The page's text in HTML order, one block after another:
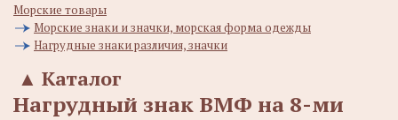
Морские товары
Морские знаки и значки, морская форма одежды
Нагрудные знаки различия, значки
Каталог
▲
Нагрудный знак ВМФ на 8-ми